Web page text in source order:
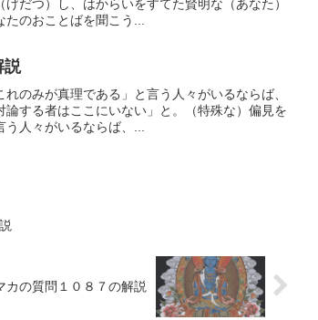
だつ）し、はからいをすてた賢明な（あなた）
のおことばを聞こう...
説
のみが真理である」と言う人々がいるならば、
する者はここにいない」と。（特殊な）偏見を
人々がいるならば、...
の質問１０８７の解説